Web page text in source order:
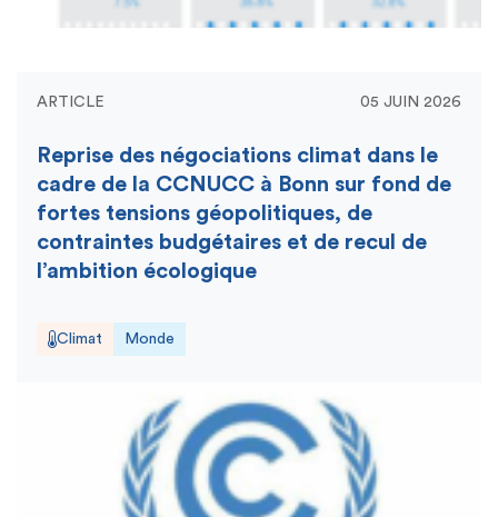
ARTICLE 05 JUIN 2026
Reprise des négociations climat dans le
cadre de la CCNUCC à Bonn sur fond de
fortes tensions géopolitiques, de
contraintes budgétaires et de recul de
l’ambition écologique
Climat Monde